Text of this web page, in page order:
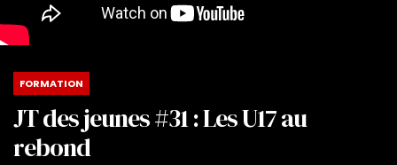
FORMATION
JT des jeunes #31 : Les U17 au
rebond